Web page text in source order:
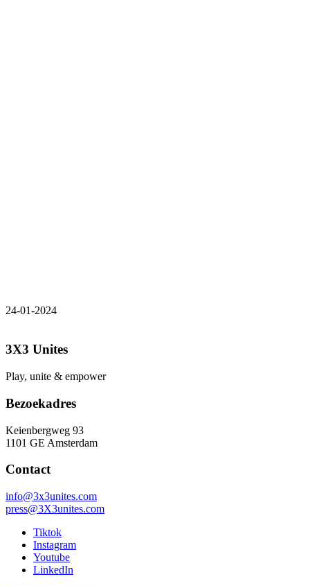
24-01-2024
3X3 Unites
Play, unite & empower
Bezoekadres
Keienbergweg 93
1101 GE Amsterdam
Contact
info@3x3unites.com
press@3X3unites.com
Tiktok
Instagram
Youtube
LinkedIn